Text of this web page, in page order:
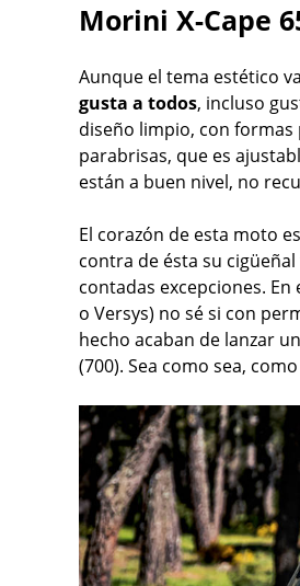
Morini X-Cape
Aunque el tema estético
gusta a todos, incluso
diseño limpio, con
parabrisas, que es
están a buen nivel, no
El corazón de esta moto
contra de ésta su
contadas excepciones.
o Versys) no sé si con
hecho acaban de lanzar
(700). Sea como sea,